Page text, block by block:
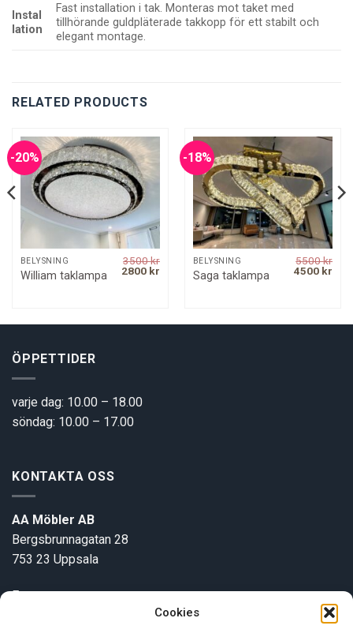
Cookies
Instal
lation
Fast installation i tak. Monteras mot taket med
tillhörande guldpläterade takkopp för ett stabilt och
elegant montage.
RELATED PRODUCTS
-20%
BELYSNING
William taklampa
3500kr
Original
2800 kr Current
-18%
BELYSNING
Saga taklampa
5500kr
Original
4500 kr
ÖPPETTIDER
varje dag: 10.00 – 18.00
söndag: 10.00 – 17.00
KONTAKTA OSS
AA Möbler AB
Bergsbrunnagatan 28
753 23 Uppsala
E-post: